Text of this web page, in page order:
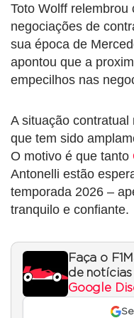
Toto Wolff
negociações de
sua época de
apontou que a
empecilhos nas
A situação
que tem sido
O motivo é que tanto
Antonelli estão
temporada 2026 –
tranquilo e confiante.
Faça o
de
Google